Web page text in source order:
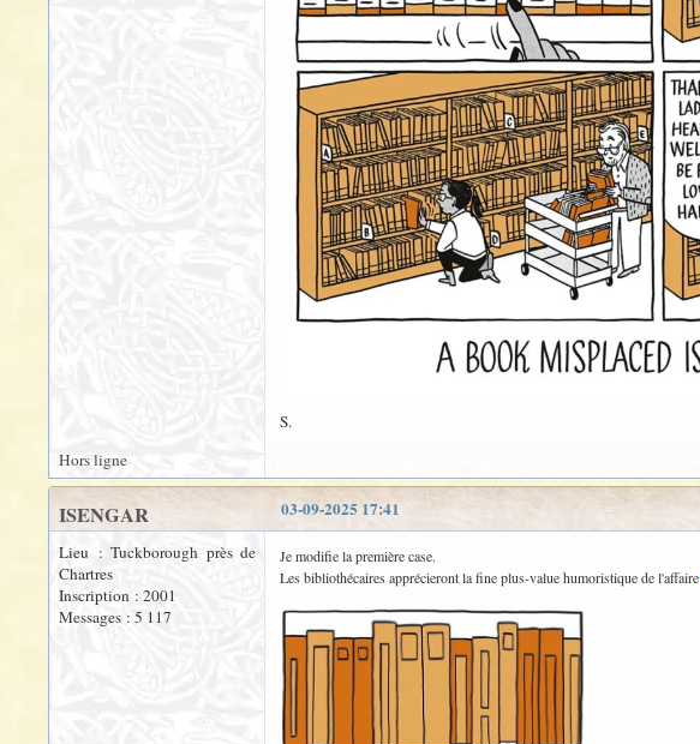
S.
Hors ligne
03-09-2025 17:41
ISENGAR
Lieu : Tuckborough près de
Chartres
Inscription : 2001
Messages : 5 117
Je modifie la première case.
Les bibliothécaires apprécieront la fine plus-value humoristique de l'affaire